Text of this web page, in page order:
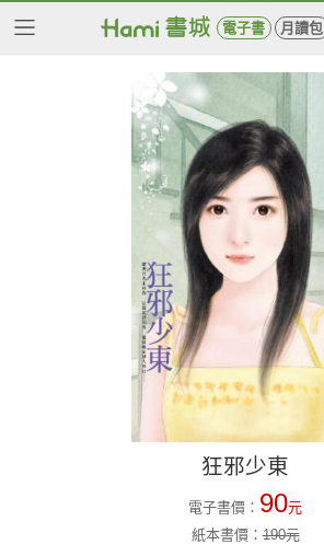
電子書 月讀包
狂邪少東
電子書價： 90元
紙本書價：190元